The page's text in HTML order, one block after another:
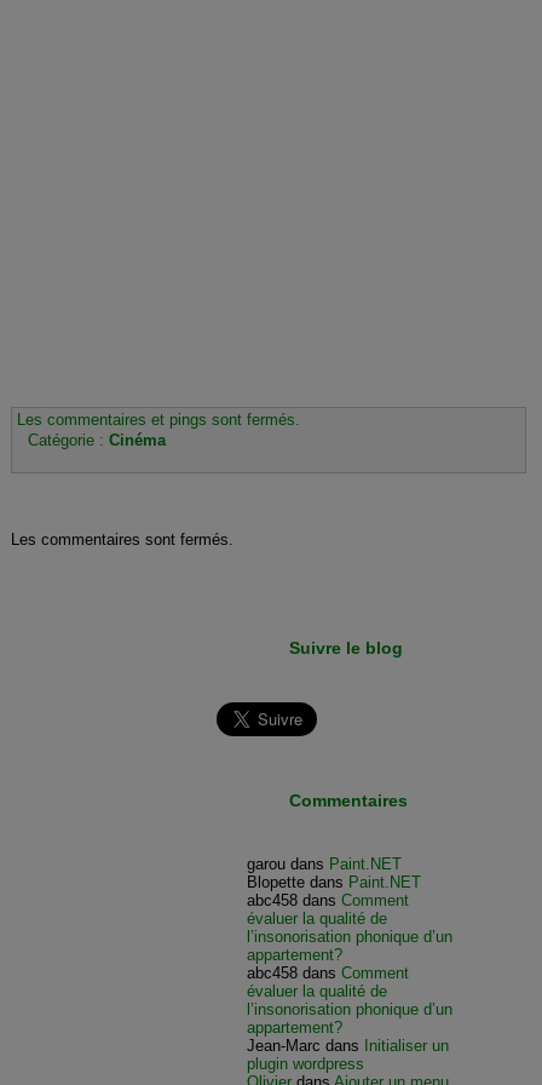
Les commentaires et pings sont fermés.
Catégorie : Cinéma
Les commentaires sont fermés.
Suivre le blog
Commentaires
garou dans Paint.NET
Blopette dans Paint.NET
abc458 dansComment
évaluer la qualité de
l’insonorisation phonique d’un
appartement?
abc458 dansComment
évaluer la qualité de
l’insonorisation phonique d’un
appartement?
Jean-Marc dans
Initialiser un
plugin wordpress